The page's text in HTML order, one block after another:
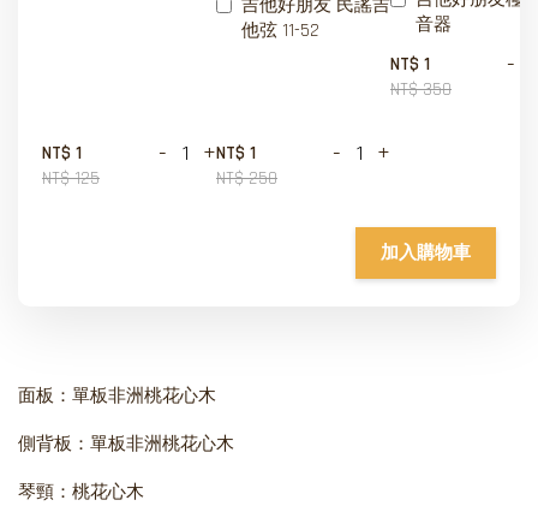
NT$ 1
NT$ 125
- +
吉他好朋友 民謠吉
他弦 11-52
NT$ 1
NT$ 250
- +
音器
NT$ 1
NT$ 350
-
加入購物車
面板：單板非洲桃花心木
側背板：單板非洲桃花心木
琴頸：桃花心木